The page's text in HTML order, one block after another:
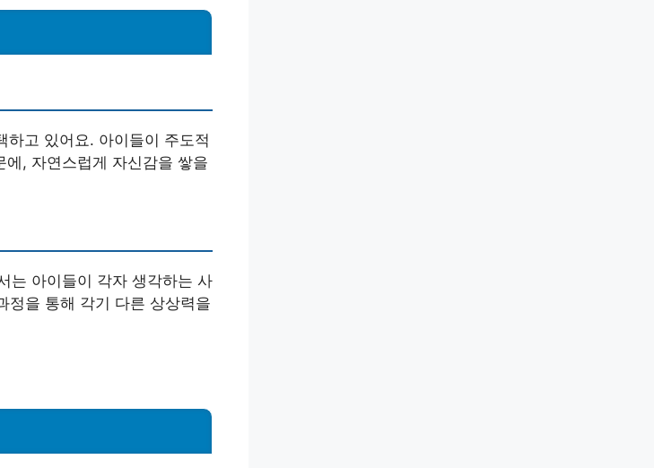
하고 있어요. 아이들이 주도적
, 자연스럽게 자신감을 쌓을
는 아이들이 각자 생각하는 사
정을 통해 각기 다른 상상력을